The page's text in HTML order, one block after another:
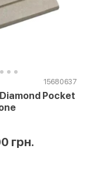
15680637
Pocket
грн.